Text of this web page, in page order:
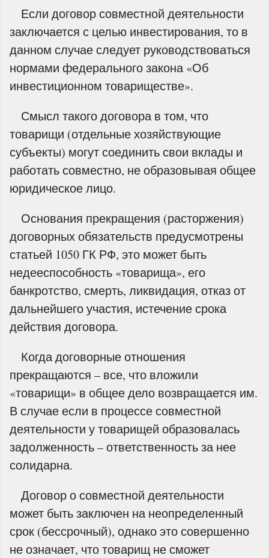
Если договор совместной деятельности
заключается с целью инвестирования, то в
данном случае следует руководствоваться
нормами федерального закона «Об
инвестиционном товариществе».
Смысл такого договора в том, что
товарищи (отдельные хозяйствующие
субъекты) могут соединить свои вклады и
работать совместно, не образовывая общее
юридическое лицо.
Основания прекращения (расторжения)
договорных обязательств предусмотрены
статьей 1050 ГК РФ, это может быть
недееспособность «товарища», его
банкротство, смерть, ликвидация, отказ от
дальнейшего участия, истечение срока
действия договора.
Когда договорные отношения
прекращаются – все, что вложили
«товарищи» в общее дело возвращается им.
В случае если в процессе совместной
деятельности у товарищей образовалась
задолженность – ответственность за нее
солидарна.
Договор о совместной деятельности
может быть заключен на неопределенный
срок (бессрочный), однако это совершенно
не означает, что товарищ не сможет